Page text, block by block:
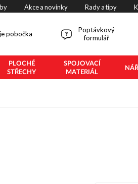
Akce a novinky Rady a tipy
pobočka
Poptávkový
formulář
PLOCHÉ
STŘECHY
SPOJOVACÍ
MATERIÁL